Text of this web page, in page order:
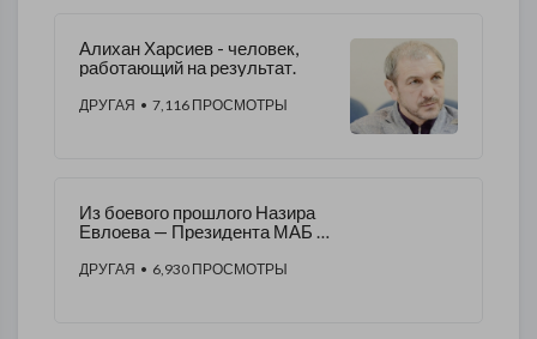
Алихан Харсиев - человек,
работающий на результат.
ДРУГАЯ • 7,116 ПРОСМОТРЫ
Из боевого прошлого Назира
Евлоева — Президента МАБ (
блоггеров ).
ДРУГАЯ • 6,930 ПРОСМОТРЫ